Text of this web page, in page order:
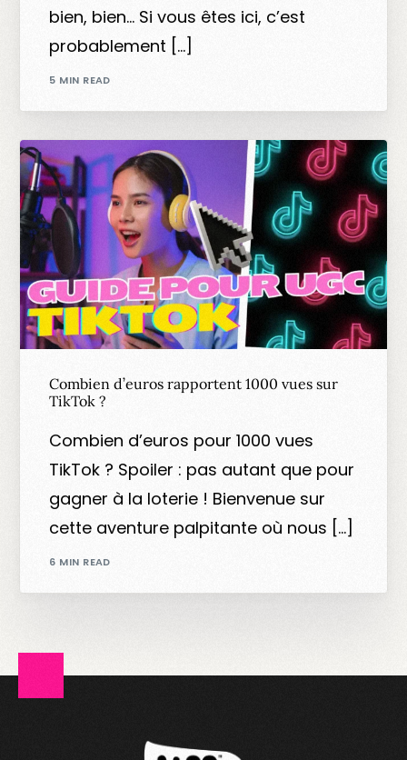
bien, bien… Si vous êtes ici, c’est
probablement […]
5 MIN READ
Combien d’euros rapportent 1000 vues sur
TikTok ?
Combien d’euros pour 1000 vues
TikTok ? Spoiler : pas autant que pour
gagner à la loterie ! Bienvenue sur
cette aventure palpitante où nous […]
6 MIN READ